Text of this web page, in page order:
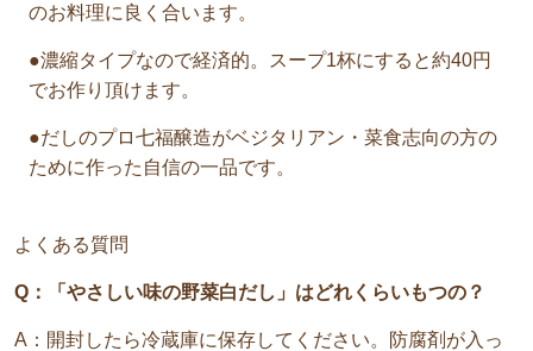
のお料理に良く合います。
●濃縮タイプなので経済的。スープ1杯にすると約40円
でお作り頂けます。
●だしのプロ七福醸造がベジタリアン・菜食志向の方の
ために作った自信の一品です。
よくある質問
Q：「やさしい味の野菜白だし」はどれくらいもつの？
A：開封したら冷蔵庫に保存してください。防腐剤が入っ